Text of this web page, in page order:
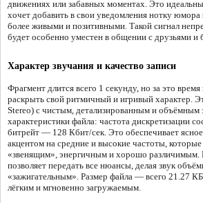
движениях или забавных моментах. Это
хочет добавить в свои уведомления нотку юмора
более живыми и позитивными. Такой сигнал
будет особенно уместен в общении с друзьями и
Характер звучания и качество записи
Фрагмент длится всего 1 секунду, но за это
раскрыть свой ритмичный и игривый характер.
Stereo) с чистым, детализированным и объёмным
характеристики файла: частота дискретизации
битрейт — 128 Кбит/сек. Это обеспечивает
акцентом на средние и высокие частоты,
«звенящим», энергичным и хорошо различимым.
позволяет передать все нюансы, делая звук
«зажигательным». Размер файла — всего 21.27
лёгким и мгновенно загружаемым.